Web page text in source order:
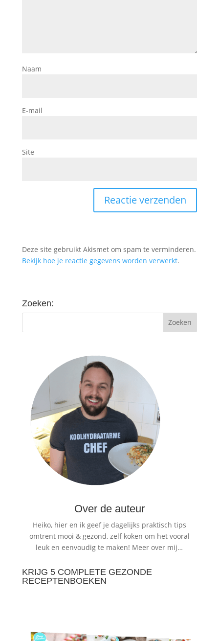
Naam
E-mail
Site
Deze site gebruikt Akismet om spam te verminderen.
Bekijk hoe je reactie gegevens worden verwerkt.
Zoeken:
Over de auteur
Heiko, hier en ik geef je dagelijks praktisch tips
omtrent mooi & gezond, zelf koken om het vooral
leuk en eenvoudig te maken! Meer over mij…
KRIJG 5 COMPLETE GEZONDE
RECEPTENBOEKEN